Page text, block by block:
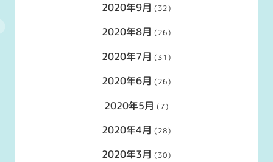
2020年9月 (32)
2020年8月 (26)
2020年7月 (31)
2020年6月 (26)
2020年5月 (7)
2020年4月 (28)
2020年3月 (30)